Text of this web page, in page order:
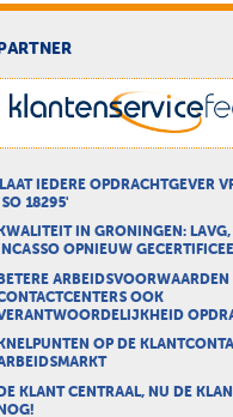
IEDERE OPDRACHTGEVER
ISO 18295'
KWALITEIT IN GRONINGEN:
INCASSO OPNIEUW
BETERE ARBEIDSVOORWAARDEN
OOK
KNELPUNTEN OP DE
DE KLANT CENTRAAL, NU DE
NOG!